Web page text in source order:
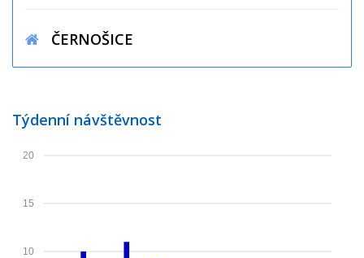
ČERNOŠICE
Týdenní návštěvnost
10
15
20